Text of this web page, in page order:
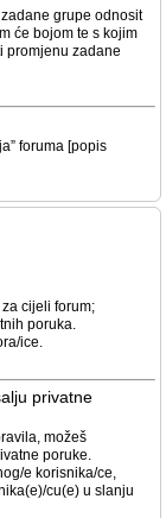
grupe odnosit
će bojom te s kojim
promjenu zadane
foruma [popis
cijeli forum;
poruka.
ice.
privatne
možeš
poruke.
e korisnika/ce,
cu(e) u slanju